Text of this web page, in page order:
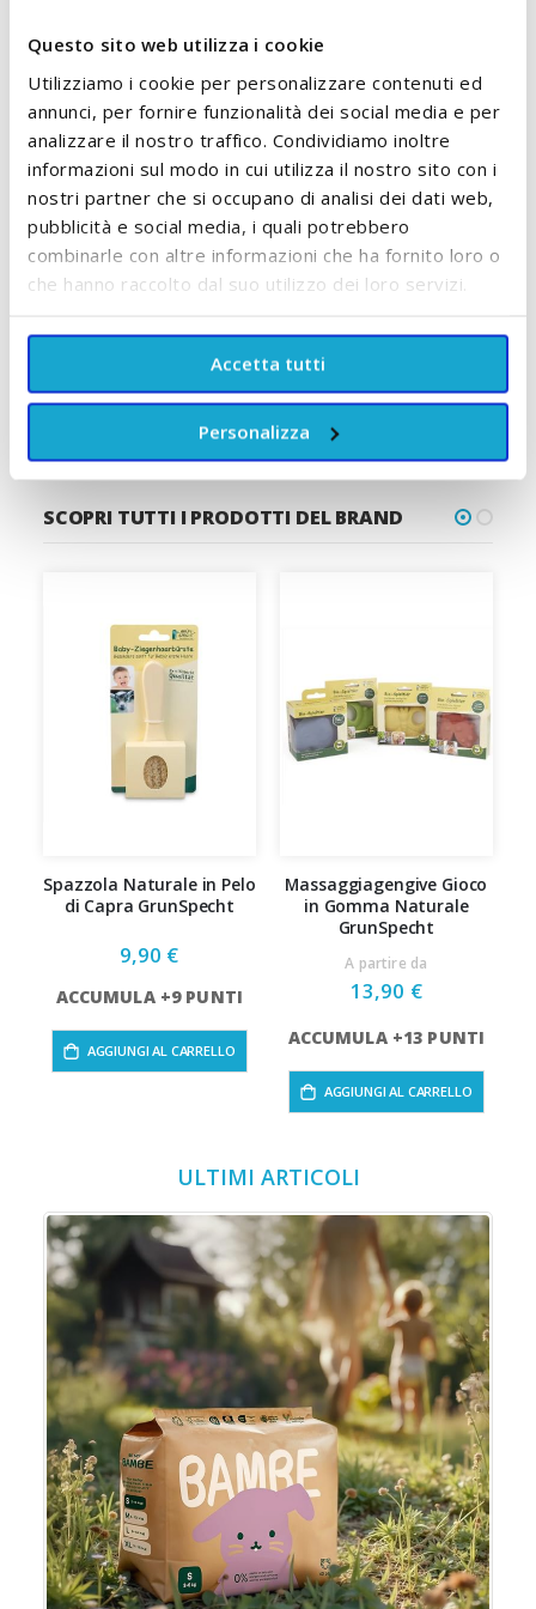
Questo sito web utilizza i cookie
Utilizziamo i cookie per personalizzare contenuti ed
annunci, per fornire funzionalità dei social media e per
analizzare il nostro traffico. Condividiamo inoltre
informazioni sul modo in cui utilizza il nostro sito con i
nostri partner che si occupano di analisi dei dati web,
pubblicità e social media, i quali potrebbero
combinarle con altre informazioni che ha fornito loro o
che hanno raccolto dal suo utilizzo dei loro servizi.
Accetta tutti
Personalizza
Omogeneizzato di mela
biologico - 2 vasetti 160 g
Alce Nero
2,45 €
ACCUMULA +2 PUNTI
Omogeneizzato di pera
biologico - 2 vasetti 160 g
Alce Nero
2,45 €
ACCUMULA +2 PUNTI
SCOPRI TUTTI I PRODOTTI DEL BRAND
Spazzola Naturale in Pelo
di Capra GrunSpecht
9,90 €
ACCUMULA +9 PUNTI
AGGIUNGI AL CARRELLO
Massaggiagengive Gioco
in Gomma Naturale
GrunSpecht
A partire da
13,90 €
ACCUMULA +13 PUNTI
AGGIUNGI AL CARRELLO
ULTIMI ARTICOLI